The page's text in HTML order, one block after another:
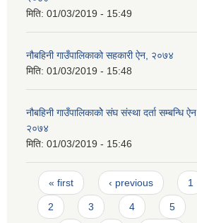
मिति: 01/03/2019 - 15:49
नौबहिनी गाउँपालिकाको सहकारी ऐन, २०७४
मिति: 01/03/2019 - 15:48
नौबहिनी गाउँपालिकाकोे संघ संस्था दर्ता सम्बन्धि ऐन,
२०७४
मिति: 01/03/2019 - 15:46
Pages
« first ‹ previous 1
2 3 4 5